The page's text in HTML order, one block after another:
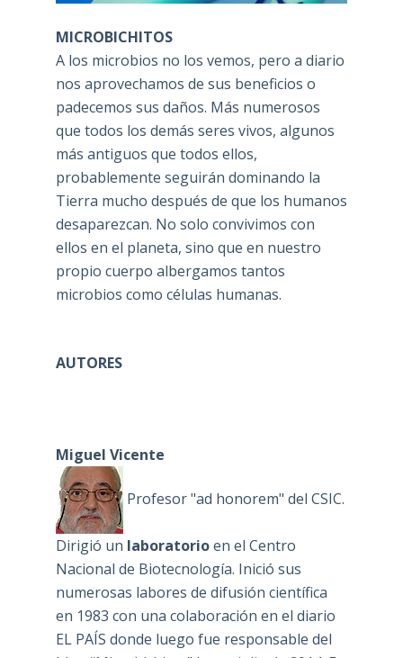
MICROBICHITOS
A los microbios no los vemos, pero a diario
nos aprovechamos de sus beneficios o
padecemos sus daños. Más numerosos
que todos los demás seres vivos, algunos
más antiguos que todos ellos,
probablemente seguirán dominando la
Tierra mucho después de que los humanos
desaparezcan. No solo convivimos con
ellos en el planeta, sino que en nuestro
propio cuerpo albergamos tantos
microbios como células humanas.
AUTORES
Miguel Vicente
Profesor "ad honorem" del CSIC.
Dirigió un laboratorioen el Centro
Nacional de Biotecnología. Inició sus
numerosas labores de difusión científica
en 1983 con una colaboración en el diario
EL PAÍS donde luego fue responsable del